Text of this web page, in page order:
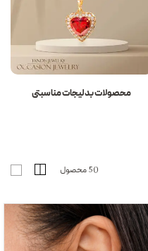
محصولات بدلیجات مناسبتی
50 محصول